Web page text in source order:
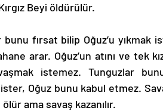
Beyi öldürülür.
bunu fırsat bilip Oğuz’u
arar. Oğuz’un atını ve tek
istemez. Tunguzlar
ister, Oğuz bunu kabul etmez.
ölür ama savaş kazanılır.